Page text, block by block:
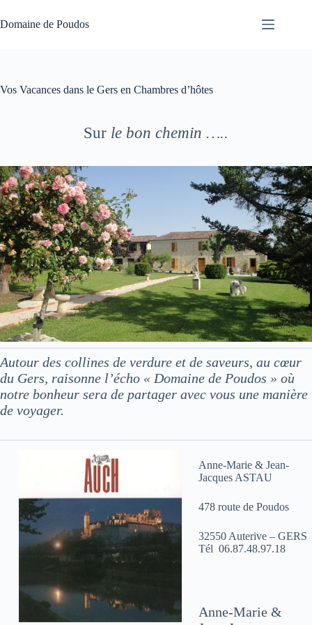
au
contenu
Domaine de Poudos
Vos Vacances dans le Gers en Chambres d’hôtes
Sur le bon chemin …..
Autour des collines de verdure et de saveurs, au cœur
du Gers, raisonne l’écho « Domaine de Poudos » où
notre bonheur sera de partager avec vous une manière
de voyager.
Anne-Marie & Jean-
Jacques ASTAU
478 route de Poudos
32550 Auterive – GERS
Tél 06.87.48.97.18
Anne-Marie &